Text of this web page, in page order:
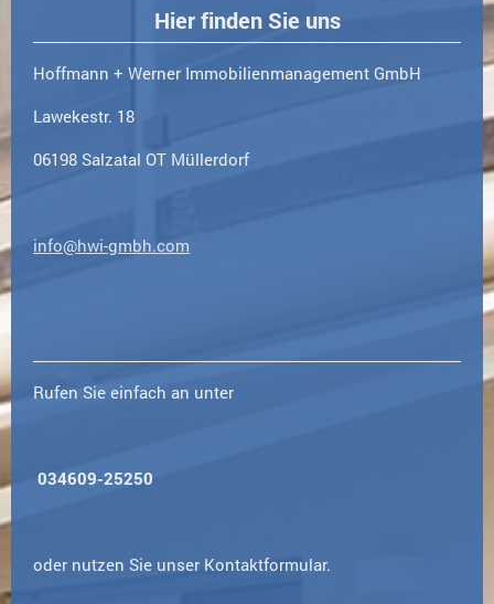
Hier finden Sie uns
Hoffmann + Werner Immobilienmanagement GmbH
Lawekestr. 18
06198 Salzatal OT Müllerdorf
info@hwi-gmbh.com
Rufen Sie einfach an unter
034609-25250
oder nutzen Sie unser Kontaktformular.